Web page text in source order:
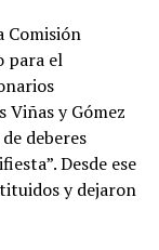
Comisión
para el
Viñas y Gómez
deberes
Desde ese
y dejaron